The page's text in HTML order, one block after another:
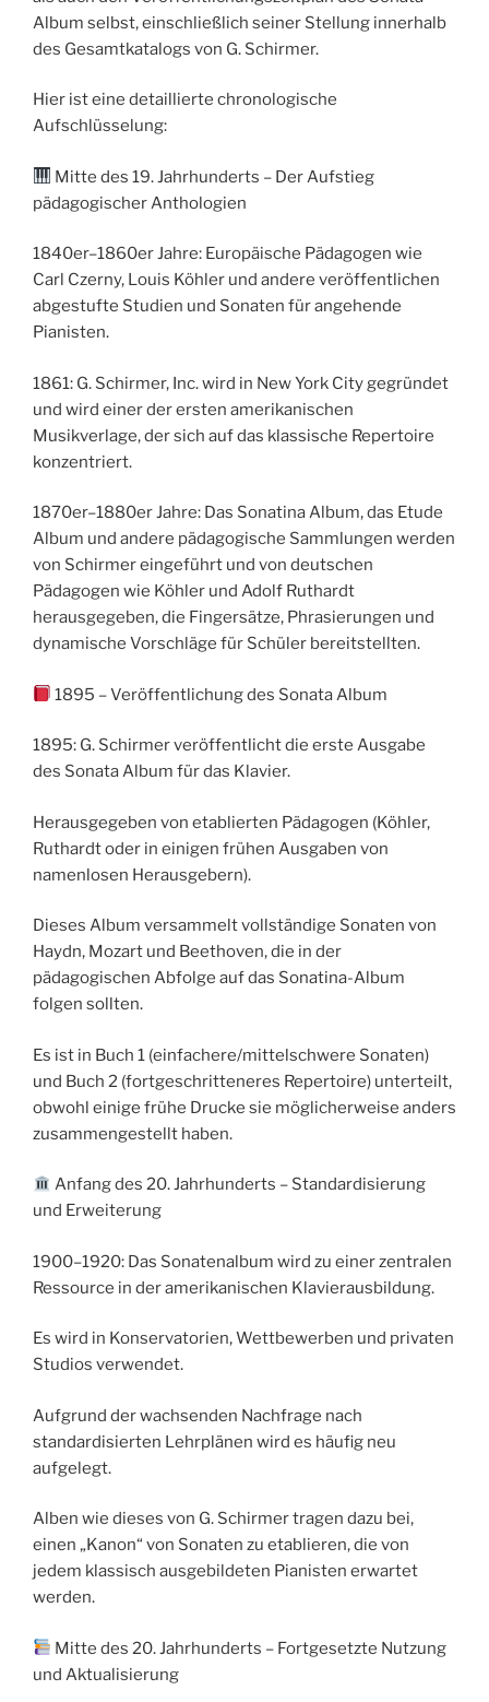
Album selbst, einschließlich seiner Stellung innerhalb
des Gesamtkatalogs von G. Schirmer.
Hier ist eine detaillierte chronologische
Aufschlüsselung:
Mitte des 19. Jahrhunderts – Der Aufstieg
pädagogischer Anthologien
1840er–1860er Jahre: Europäische Pädagogen wie
Carl Czerny, Louis Köhler und andere veröffentlichen
abgestufte Studien und Sonaten für angehende
Pianisten.
1861: G. Schirmer, Inc. wird in New York City gegründet
und wird einer der ersten amerikanischen
Musikverlage, der sich auf das klassische Repertoire
konzentriert.
1870er–1880er Jahre: Das Sonatina Album, das Etude
Album und andere pädagogische Sammlungen werden
von Schirmer eingeführt und von deutschen
Pädagogen wie Köhler und Adolf Ruthardt
herausgegeben, die Fingersätze, Phrasierungen und
dynamische Vorschläge für Schüler bereitstellten.
1895 – Veröffentlichung des Sonata Album
1895: G. Schirmer veröffentlicht die erste Ausgabe
des Sonata Album für das Klavier.
Herausgegeben von etablierten Pädagogen (Köhler,
Ruthardt oder in einigen frühen Ausgaben von
namenlosen Herausgebern).
Dieses Album versammelt vollständige Sonaten von
Haydn, Mozart und Beethoven, die in der
pädagogischen Abfolge auf das Sonatina-Album
folgen sollten.
Es ist in Buch 1 (einfachere/mittelschwere Sonaten)
und Buch 2 (fortgeschritteneres Repertoire) unterteilt,
obwohl einige frühe Drucke sie möglicherweise anders
zusammengestellt haben.
Anfang des 20. Jahrhunderts – Standardisierung
und Erweiterung
1900–1920: Das Sonatenalbum wird zu einer zentralen
Ressource in der amerikanischen Klavierausbildung.
Es wird in Konservatorien, Wettbewerben und privaten
Studios verwendet.
Aufgrund der wachsenden Nachfrage nach
standardisierten Lehrplänen wird es häufig neu
aufgelegt.
Alben wie dieses von G. Schirmer tragen dazu bei,
einen „Kanon“ von Sonaten zu etablieren, die von
jedem klassisch ausgebildeten Pianisten erwartet
werden.
Mitte des 20. Jahrhunderts – Fortgesetzte Nutzung
und Aktualisierung